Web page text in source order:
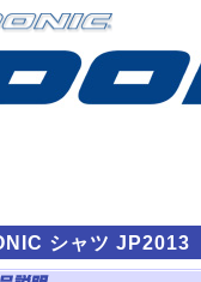
シャツ JP2013